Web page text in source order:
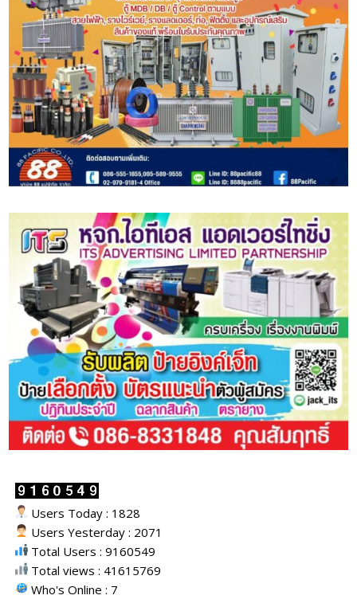
Users Today : 1828
Users Yesterday : 2071
Total Users : 9160549
Total views : 41615769
Who's Online : 7